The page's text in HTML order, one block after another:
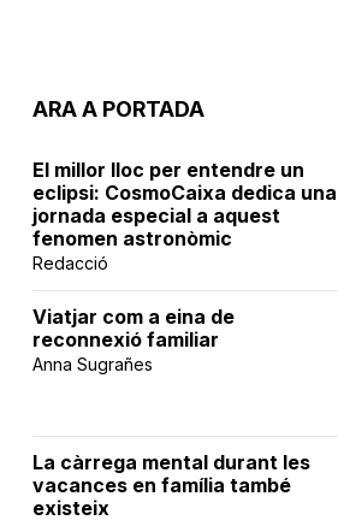
ARA A PORTADA
El millor lloc per entendre un
eclipsi: CosmoCaixa dedica una
jornada especial a aquest
fenomen astronòmic
Redacció
Viatjar com a eina de
reconnexió familiar
Anna Sugrañes
La càrrega mental durant les
vacances en família també
existeix